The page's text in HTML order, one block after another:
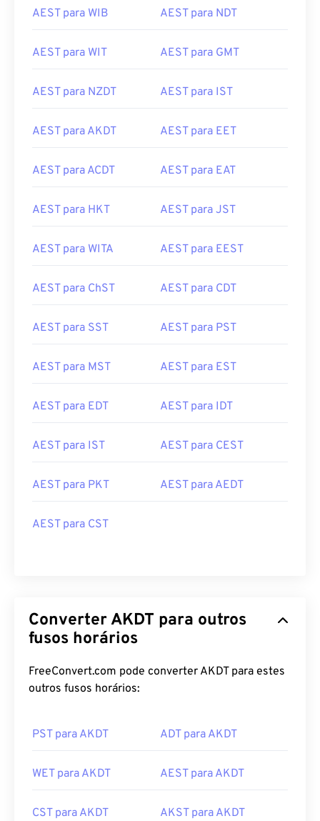
AEST para WIB AEST para NDT
AEST para WIT AEST para GMT
AEST para NZDT AEST para IST
AEST para AKDT AEST para EET
AEST para ACDT AEST para EAT
AEST para HKT AEST para JST
AEST para WITA AEST para EEST
AEST para ChST AEST para CDT
AEST para SST AEST para PST
AEST para MST AEST para EST
AEST para EDT AEST para IDT
AEST para IST AEST para CEST
AEST para PKT AEST para AEDT
AEST para CST
Converter AKDT para outros
fusos horários
FreeConvert.com pode converter AKDT para estes
outros fusos horários:
PST para AKDT ADT para AKDT
WET para AKDT AEST para AKDT
CST para AKDT AKST para AKDT